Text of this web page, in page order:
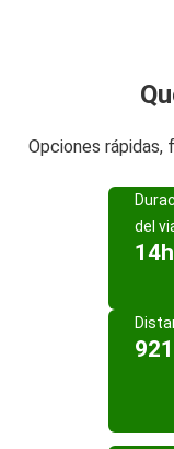
Opciones rápidas,
del